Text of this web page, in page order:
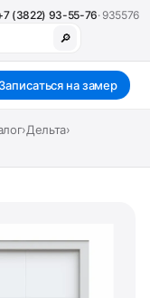
(3822) 93-55-76· 935576
🔎
Записаться на замер
›Дельта›